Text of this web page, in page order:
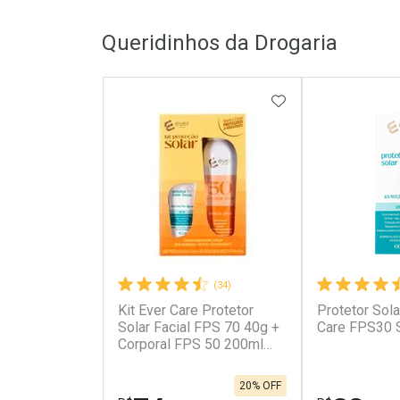
Laboratório
Ativar Desconto
Por R$ 74,59/cada
Por Menos
Por R$ 74,59/cada
Ativar
Por R$
Por
Por R$
Queridinhos da Drogaria
(34)
Kit Ever Care Protetor
Solar Facial FPS 70 40g +
Corporal FPS 50 200ml
20% OFF
ADICIONAR AOS
Protetor
Care FPS30